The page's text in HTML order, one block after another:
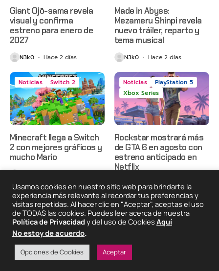
Giant Ojō-sama revela
visual y confirma
estreno para enero de
2027
N3k0 Hace 2 días
Made in Abyss:
Mezameru Shinpi revela
nuevo tráiler, reparto y
tema musical
N3k0 Hace 2 días
Noticias Switch 2
Minecraft llega a Switch
2 con mejores gráficos y
mucho Mario
Noticias
PlayStation 5
Xbox Series
Rockstar mostrará más
de GTA 6 en agosto con
estreno anticipado en
Netflix
N3k0 Hace 3 días
2025 © Degeneraciónx.com | Anime, Games & Nothing
Quiénes
Somos
Condiciones De
Uso Privacidad
Usamos cookies en nuestro sitio web para brindarte la
experiencia más relevante al recordar tus preferencias y
visitas repetidas. Al hacer clic en "Aceptar", aceptas el uso
de TODAS las cookies. Puedes leer acerca de nuestra
Política de Privacidad y del uso de Cookies Aquí
No estoy de acuerdo.
Opciones de Cookies Aceptar